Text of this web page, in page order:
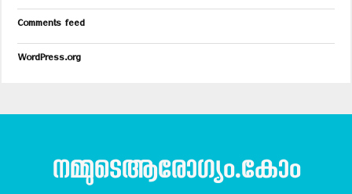
Comments feed
WordPress.org
നമ്മുടെആരോഗ്യം.കോം